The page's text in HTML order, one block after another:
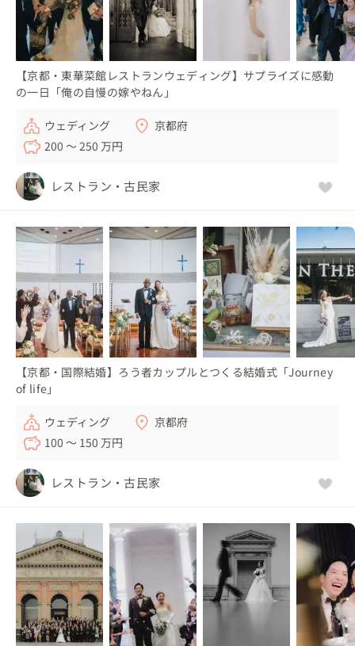
【京都・東華菜館レストランウェディング】サプライズに感動
の一日「俺の自慢の嫁やねん」
ウェディング
京都府
200 〜 250 万円
レストラン・古民家
【京都・国際結婚】ろう者カップルとつくる結婚式「Journey
of life」
ウェディング
京都府
100 〜 150 万円
レストラン・古民家